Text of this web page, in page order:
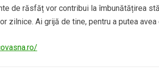
de răsfăț vor contribui la îmbunătățirea
zilnice. Ai grijă de tine, pentru a putea